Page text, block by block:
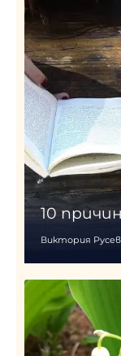
10
Виктория